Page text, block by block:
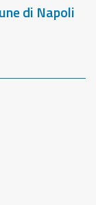
di Napoli